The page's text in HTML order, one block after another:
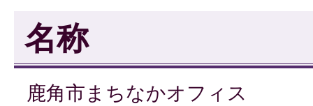
名称
鹿角市まちなかオフィス